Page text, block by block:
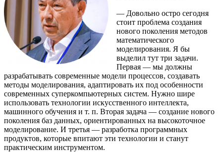
— Довольно остро сегодня
стоит проблема создания
нового поколения методов
математического
моделирования. Я бы
выделил тут три задачи.
Первая — мы должны
разрабатывать современные модели процессов, создавать
методы моделирования, адаптировать их под особенности
современных суперкомпьютерных систем. Нужно шире
использовать технологии искусственного интеллекта,
машинного обучения и т. п. Вторая задача — создание нового
поколения баз данных, ориентированных на высокоточное
моделирование. И третья — разработка программных
продуктов, которые впитают эти технологии и станут
практическим инструментом.